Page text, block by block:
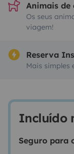
Animais de
Os seus
viagem!
Reserva
Mais simples
Incluído
Seguro para